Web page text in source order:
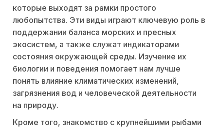
которые выходят за рамки простого
любопытства. Эти виды играют ключевую роль в
поддержании баланса морских и пресных
экосистем, а также служат индикаторами
состояния окружающей среды. Изучение их
биологии и поведения помогает нам лучше
понять влияние климатических изменений,
загрязнения вод и человеческой деятельности
на природу.
Кроме того, знакомство с крупнейшими рыбами